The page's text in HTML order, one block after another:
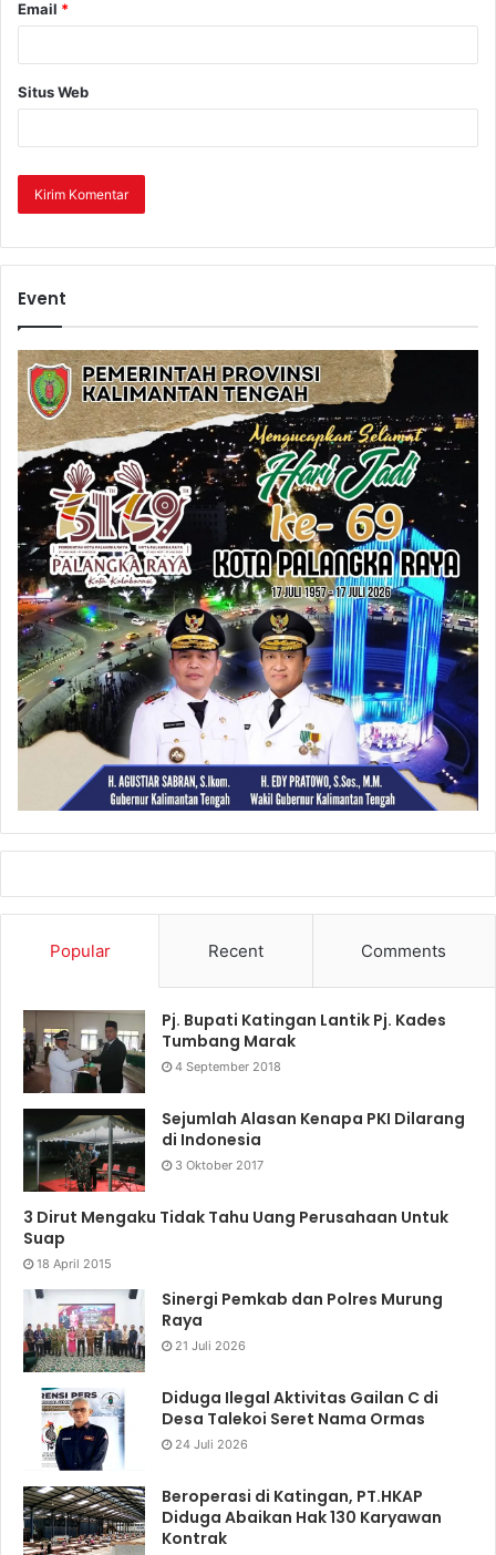
Email *
Situs Web
Event
Popular Recent Comments
Pj. Bupati Katingan Lantik Pj. Kades
Tumbang Marak
4 September 2018
Sejumlah Alasan Kenapa PKI Dilarang
di Indonesia
3 Oktober 2017
3 Dirut Mengaku Tidak Tahu Uang Perusahaan Untuk
Suap
18 April 2015
Sinergi Pemkab dan Polres Murung
Raya
21 Juli 2026
Diduga Ilegal Aktivitas Gailan C di
Desa Talekoi Seret Nama Ormas
24 Juli 2026
Beroperasi di Katingan, PT.HKAP
Diduga Abaikan Hak 130 Karyawan
Kontrak